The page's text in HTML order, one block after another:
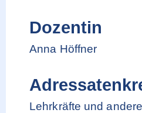
Dozentin
Anna Höffner
Lehrkräfte und